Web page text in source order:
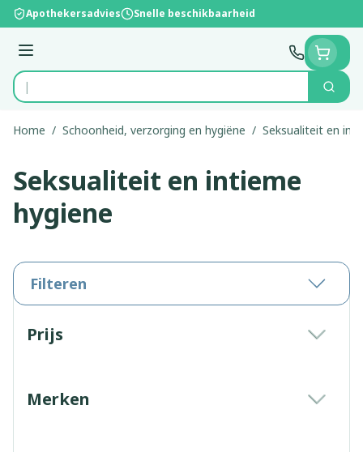
Ga naar de inhoud
Apothekersadvies Snelle beschikbaarheid
Menu
Product, merk, categorie...
Zoek
Home / Schoonheid, verzorging en hygiëne / Seksualiteit en
Seksualiteit en intieme
hygiene
Filteren
Prijs
Merken